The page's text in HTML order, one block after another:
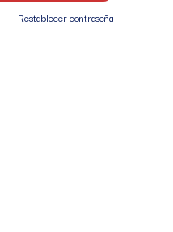
Restablecer contraseña